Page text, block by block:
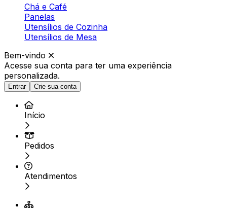
Chá e Café
Panelas
Utensílios de Cozinha
Utensílios de Mesa
Bem-vindo
Acesse sua conta para ter uma experiência
personalizada.
Entrar Crie sua conta
Início
Pedidos
Atendimentos